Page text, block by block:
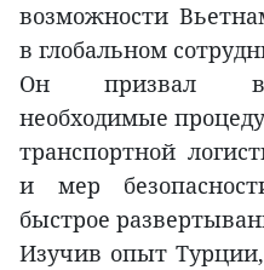
возможности
в глобальном
Он призвал
необходимые
транспортной
и мер
быстрое
Изучив опыт